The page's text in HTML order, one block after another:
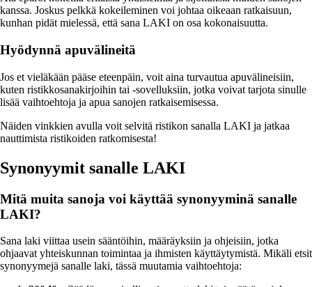
kanssa. Joskus pelkkä kokeileminen voi johtaa oikeaan ratkaisuun,
kunhan pidät mielessä, että sana LAKI on osa kokonaisuutta.
Hyödynnä apuvälineitä
Jos et vieläkään pääse eteenpäin, voit aina turvautua apuvälineisiin,
kuten ristikkosanakirjoihin tai -sovelluksiin, jotka voivat tarjota sinulle
lisää vaihtoehtoja ja apua sanojen ratkaisemisessa.
Näiden vinkkien avulla voit selvitä ristikon sanalla LAKI ja jatkaa
nauttimista ristikoiden ratkomisesta!
Synonyymit sanalle LAKI
Mitä muita sanoja voi käyttää synonyyminä sanalle
LAKI?
Sana laki viittaa usein sääntöihin, määräyksiin ja ohjeisiin, jotka
ohjaavat yhteiskunnan toimintaa ja ihmisten käyttäytymistä. Mikäli etsit
synonyymejä sanalle laki, tässä muutamia vaihtoehtoja: